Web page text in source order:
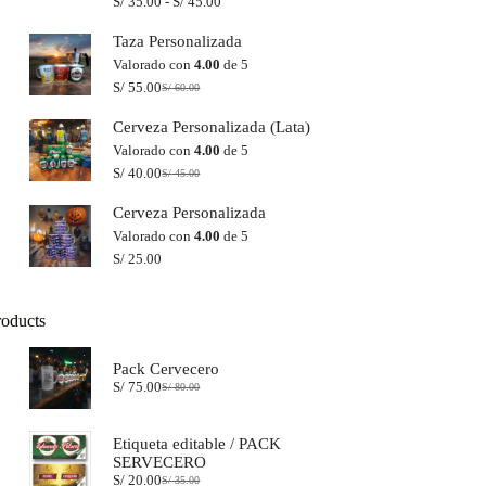
precios:
S/ 35.00
Taza Personalizada
Valorado con4.00 de 5
S/60.00
El
original
era:
S/ 55.00El
actual
es:
Cerveza Personalizada (Lata)
Valorado con4.00 de 5
S/45.00
El
original
era:
S/ 40.00El
actual
es:
Cerveza Personalizada
Valorado con4.00 de 5
S/ 25.00
Pack Cervecero
S/80.00
El
era:
S/ 80.00.
S/ 75.00El
es:
S/ 75.00.
Etiqueta editable / PACK
SERVECERO
S/35.00
S/ 20.00